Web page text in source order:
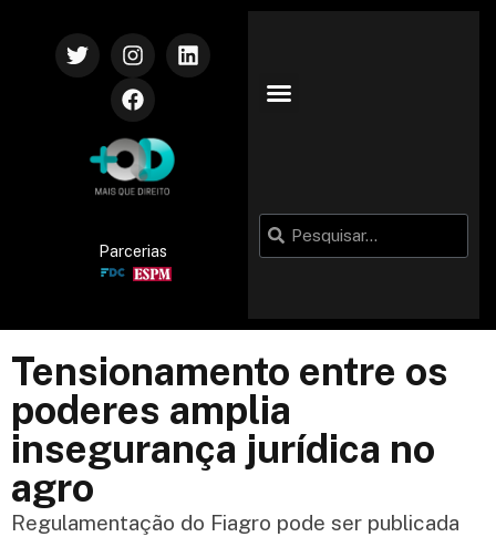
Parcerias
Tensionamento entre os
poderes amplia
insegurança jurídica no
agro
Regulamentação do Fiagro pode ser publicada